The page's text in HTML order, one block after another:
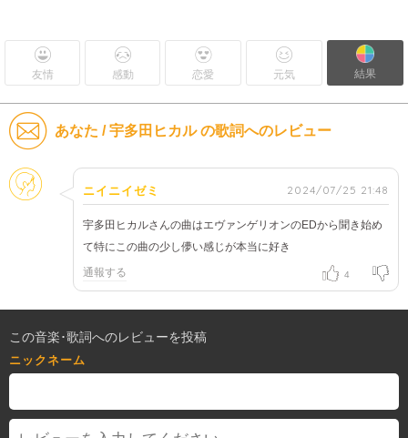
友情 感動 恋愛 元気 結果
あなた / 宇多田ヒカル の歌詞へのレビュー
そのほか
ニイニイゼミ 2024/07/25 21:48
宇多田ヒカルさんの曲はエヴァンゲリオンのEDから聞き始め
て特にこの曲の少し儚い感じが本当に好き
通報する 4
この音楽･歌詞へのレビューを投稿
ニックネーム